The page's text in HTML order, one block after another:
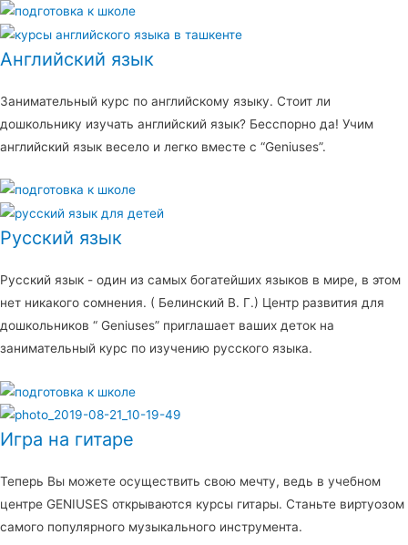
Английский язык
Занимательный курс по английскому языку. Стоит ли
дошкольнику изучать английский язык? Бесспорно да! Учим
английский язык весело и легко вместе с “Geniuses”.
Русский язык
Русский язык - один из самых богатейших языков в мире, в этом
нет никакого сомнения. ( Белинский В. Г.) Центр развития для
дошкольников “ Geniuses” приглашает ваших деток на
занимательный курс по изучению русского языка.
Игра на гитаре
Теперь Вы можете осуществить свою мечту, ведь в учебном
центре GENIUSES открываются курсы гитары. Станьте виртуозом
самого популярного музыкального инструмента.